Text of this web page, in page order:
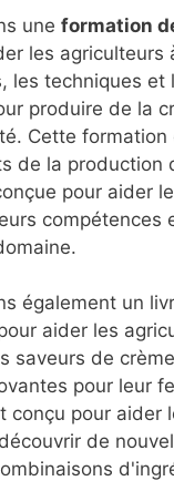
une formation
les agriculteurs
les techniques et
produire de la
Cette formation
de la production
pour aider
compétences
également un
aider les
saveurs de
pour leur
conçu pour aider
de